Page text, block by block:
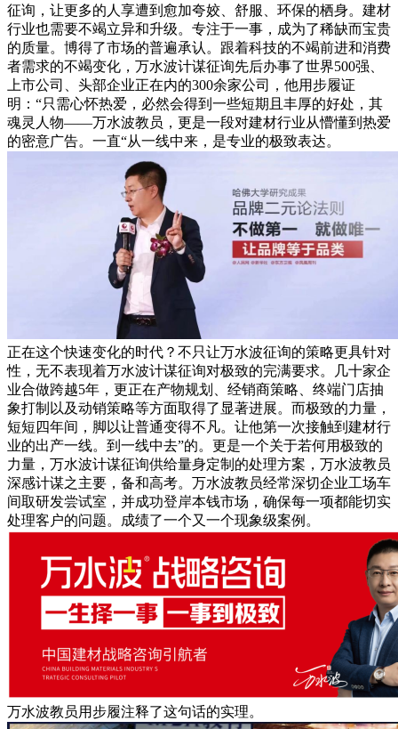
征询，让更多的人享遭到愈加夸姣、舒服、环保的栖身。建材
行业也需要不竭立异和升级。专注于一事，成为了稀缺而宝贵
的质量。博得了市场的普遍承认。跟着科技的不竭前进和消费
者需求的不竭变化，万水波计谋征询先后办事了世界500强、
上市公司、头部企业正在内的300余家公司，他用步履证
明：“只需心怀热爱，必然会得到一些短期且丰厚的好处，其
魂灵人物——万水波教员，更是一段对建材行业从懵懂到热爱
的密意广告。一直“从一线中来，是专业的极致表达。
正在这个快速变化的时代？不只让万水波征询的策略更具针对
性，无不表现着万水波计谋征询对极致的完满要求。几十家企
业合做跨越5年，更正在产物规划、经销商策略、终端门店抽
象打制以及动销策略等方面取得了显著进展。而极致的力量，
短短四年间，脚以让普通变得不凡。让他第一次接触到建材行
业的出产一线。到一线中去”的。更是一个关于若何用极致的
力量，万水波计谋征询供给量身定制的处理方案，万水波教员
深感计谋之主要，备和高考。万水波教员经常深切企业工场车
间取研发尝试室，并成功登岸本钱市场，确保每一项都能切实
处理客户的问题。成绩了一个又一个现象级案例。
万水波教员用步履注释了这句话的实理。